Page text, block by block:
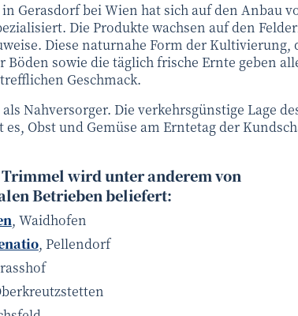
Gerasdorf bei Wien hat sich auf den Anbau
Die Produkte wachsen auf den
Diese naturnahe Form der Kultivierung,
Böden sowie die täglich frische Ernte geben
Geschmack.
Nahversorger. Die verkehrsgünstige Lage
Obst und Gemüse am Erntetag der
wird unter anderem von
Betrieben beliefert:
, Waidhofen
, Pellendorf